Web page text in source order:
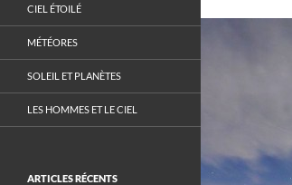
CIEL ÉTOILÉ
MÉTÉORES
SOLEIL ET PLANÈTES
LES HOMMES ET LE CIEL
ARTICLES RÉCENTS